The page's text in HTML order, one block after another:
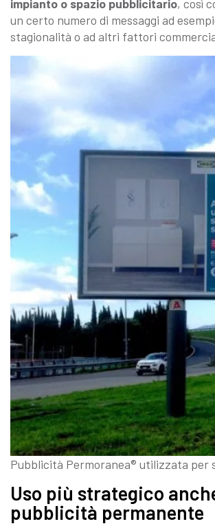
impianto o spazio pubblicitario, così
un certo numero di messaggi ad
stagionalità o ad altri fattori
Pubblicità Permoranea® utilizzata per
Uso più strategico
pubblicità permanente